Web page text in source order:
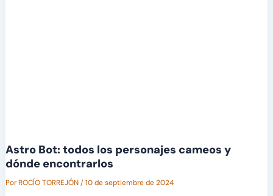
Astro Bot: todos los personajes cameos y
dónde encontrarlos
PorROCÍO TORREJÓN/10 de septiembre de 2024